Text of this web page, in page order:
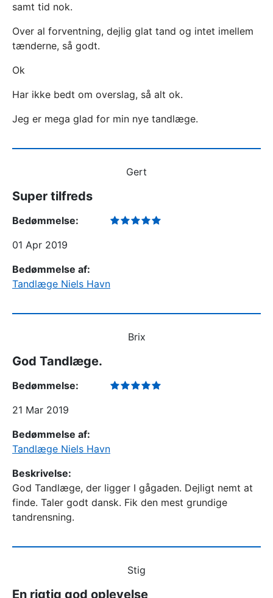
samt tid nok.
Over al forventning, dejlig glat tand og intet imellem
tænderne, så godt.
Ok
Har ikke bedt om overslag, så alt ok.
Jeg er mega glad for min nye tandlæge.
Gert
Super tilfreds
Bedømmelse:
01 Apr 2019
Bedømmelse af:
Tandlæge Niels Havn
Brix
God Tandlæge.
Bedømmelse:
21 Mar 2019
Bedømmelse af:
Tandlæge Niels Havn
Beskrivelse:
God Tandlæge, der ligger I gågaden. Dejligt nemt at
finde. Taler godt dansk. Fik den mest grundige
tandrensning.
Stig
En rigtig god oplevelse